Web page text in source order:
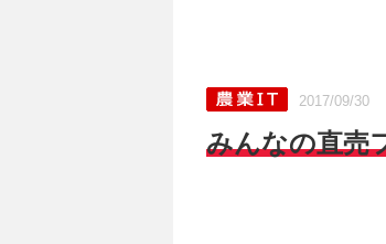
2017/09/30
みんなの直売